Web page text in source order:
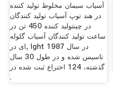
آسیاب سیمان مخلوط تولید کننده
در هند توپ آسیاب تولید کنندگان
در چینتولید کننده 450 تن در
ساعت تولید کنندگان آسیاب گلوله
ای در, lght در سال 1987
تاسیس شده و در طول 30 سال
گذشته، 124 اختراع ثبت شده در
.